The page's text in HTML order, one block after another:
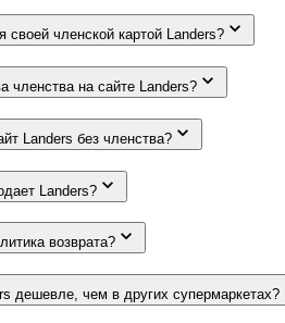
своей членской картой Landers?
членства на сайте Landers?
Landers без членства?
Landers?
возврата?
дешевле, чем в других супермаркетах?